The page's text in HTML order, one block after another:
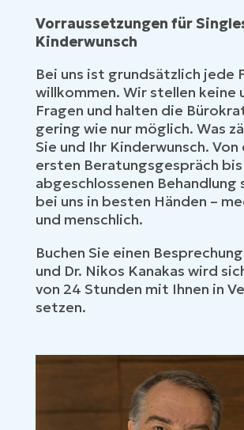
Vorraussetzungen für
Kinderwunsch
Bei uns ist grundsätzlich jede
willkommen. Wir stellen keine
Fragen und halten die
gering wie nur möglich. Was
Sie und Ihr Kinderwunsch. Von
ersten Beratungsgespräch bis
abgeschlossenen Behandlung
bei uns in besten Händen –
und menschlich.
Buchen Sie einen
und Dr. Nikos Kanakas wird
von 24 Stunden mit Ihnen in
setzen.